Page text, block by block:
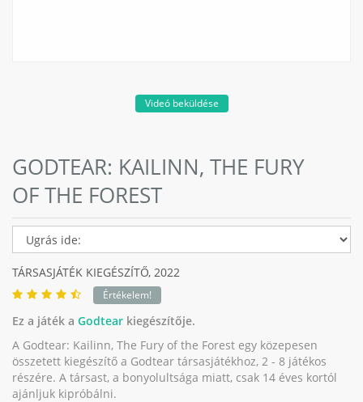
Videó beküldése
GODTEAR: KAILINN, THE FURY
OF THE FOREST
TÁRSASJÁTÉK KIEGÉSZÍTŐ, 2022
Értékelem!
Ez a játék a Godtear kiegészítője.
A Godtear: Kailinn, The Fury of the Forest egy közepesen
összetett kiegészítő a Godtear társasjátékhoz, 2 - 8 játékos
részére. A társast, a bonyolultsága miatt, csak 14 éves kortól
ajánljuk kipróbálni.